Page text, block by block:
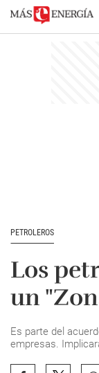
PETROLEROS
Los
un
Es parte del
empresas.